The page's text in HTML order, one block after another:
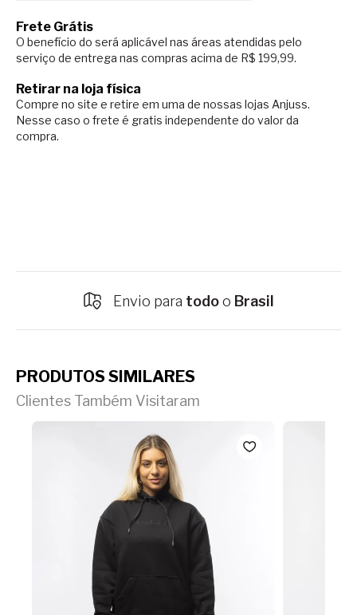
Frete Grátis
O benefício do será aplicável nas áreas atendidas pelo
serviço de entrega nas compras acima de R$ 199,99.
Retirar na loja física
Compre no site e retire em uma de nossas lojas Anjuss.
Nesse caso o frete é gratis independente do valor da
compra.
Frete Grátisacima deR$ 199
PRODUTOS SIMILARES
Clientes Também Visitaram